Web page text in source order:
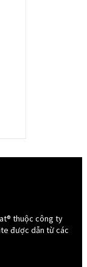
thuộc công ty
được dẫn từ các